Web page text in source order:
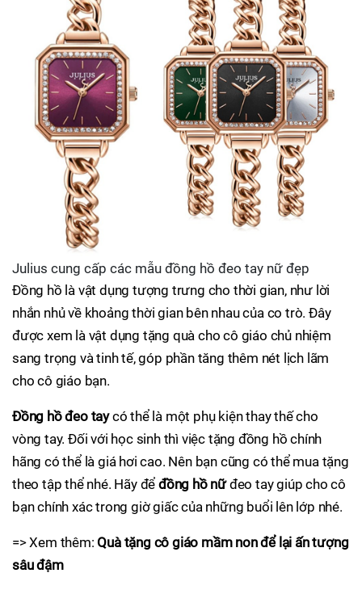
Julius cung cấp các mẫu đồng hồ đeo tay nữ đẹp
Đồng hồ là vật dụng tượng trưng cho thời gian, như lời
nhắn nhủ về khoảng thời gian bên nhau của co trò. Đây
được xem là vật dụng tặng quà cho cô giáo chủ nhiệm
sang trọng và tinh tế, góp phần tăng thêm nét lịch lãm
cho cô giáo bạn.
Đồng hồ đeo taycó thể là một phụ kiện thay thế cho
vòng tay. Đối với học sinh thì việc tặng đồng hồ chính
hãng có thể là giá hơi cao. Nên bạn cũng có thể mua tặng
theo tập thể nhé. Hãy đểđồng hồ nữđeo tay giúp cho cô
bạn chính xác trong giờ giấc của những buổi lên lớp nhé.
=> Xem thêm: Quà tặng cô giáo mầm non để lại ấn tượng
sâu đậm